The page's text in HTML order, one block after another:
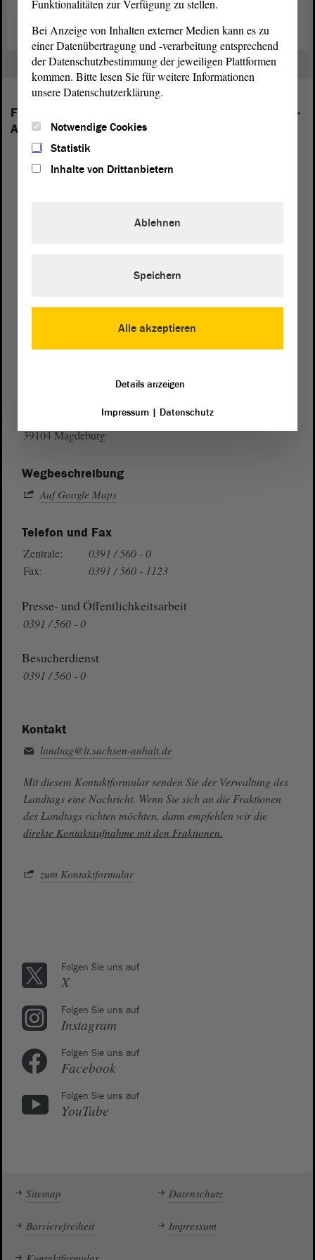
Öffnungszeiten ade!
Folgende Fraktionen sind im Landtag von Sachsen-
Anhalt vertreten:
39104 Magdeburg
Wegbeschreibung
Auf Google Maps
Telefon und Fax
Zentrale:
0391 / 560 - 0
Fax:
0391 / 560 - 1123
Presse- und Öffentlichkeitsarbeit
0391 / 560 - 0
Besucherdienst
0391 / 560 - 0
Kontakt
landtag@lt.sachsen-anhalt.de
Mit diesem Kontaktformular senden Sie der Verwaltung des
Landtags eine Nachricht. Wenn Sie sich an die Fraktionen
des Landtags richten möchten, dann empfehlen wir die
direkte Kontaktaufnahme mit den Fraktionen.
zum Kontaktformular
Folgen Sie uns auf
X
Folgen Sie uns auf
Instagram
Folgen Sie uns auf
Facebook
Folgen Sie uns auf
YouTube
Sitemap Datenschutz
Barrierefreiheit Impressum
Funktionalitäten zur Verfügung zu stellen.
Bei Anzeige von Inhalten externer Medien kann es zu
einer Datenübertragung und -verarbeitung entsprechend
der Datenschutzbestimmung der jeweiligen Plattformen
kommen. Bitte lesen Sie für weitere Informationen
unsere Datenschutzerklärung.
Notwendige Cookies
Statistik
Inhalte von Drittanbietern
Alle akzeptieren
Ablehnen
Speichern
Details anzeigen
Impressum| Datenschutz